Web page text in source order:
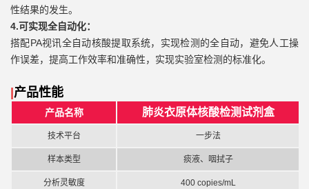
性结果的发生。
4.可实现全自动化：
搭配PA视讯全自动核酸提取系统，实现检测的全自动，避免人工操
作误差，提高工作效率和准确性，实现实验室检测的标准化。
产品性能
产品名称 肺炎衣原体核酸检测试剂盒
技术平台 一步法
样本类型 痰液、咽拭子
分析灵敏度 400 copies/mL